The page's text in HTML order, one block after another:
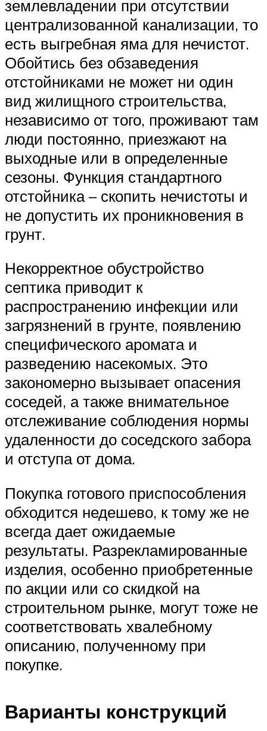
землевладении при отсутствии
централизованной канализации, то
есть выгребная яма для нечистот.
Обойтись без обзаведения
отстойниками не может ни один
вид жилищного строительства,
независимо от того, проживают там
люди постоянно, приезжают на
выходные или в определенные
сезоны. Функция стандартного
отстойника – скопить нечистоты и
не допустить их проникновения в
грунт.
Некорректное обустройство
септика приводит к
распространению инфекции или
загрязнений в грунте, появлению
специфического аромата и
разведению насекомых. Это
закономерно вызывает опасения
соседей, а также внимательное
отслеживание соблюдения нормы
удаленности до соседского забора
и отступа от дома.
Покупка готового приспособления
обходится недешево, к тому же не
всегда дает ожидаемые
результаты. Разрекламированные
изделия, особенно приобретенные
по акции или со скидкой на
строительном рынке, могут тоже не
соответствовать хвалебному
описанию, полученному при
покупке.
Варианты конструкций